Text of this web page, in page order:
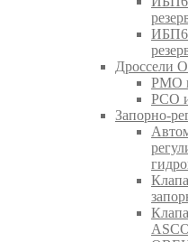
Дроссели
РМО
РСО
Запорно-